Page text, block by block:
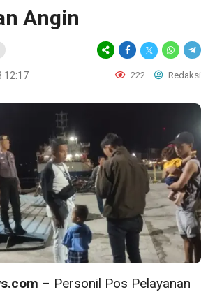
Angin
12:17 222 Redaksi
– Personil Pos Pelayanan